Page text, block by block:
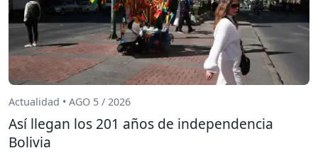
Actualidad • AGO 5 / 2026
Así llegan los 201 años de independencia
Bolivia